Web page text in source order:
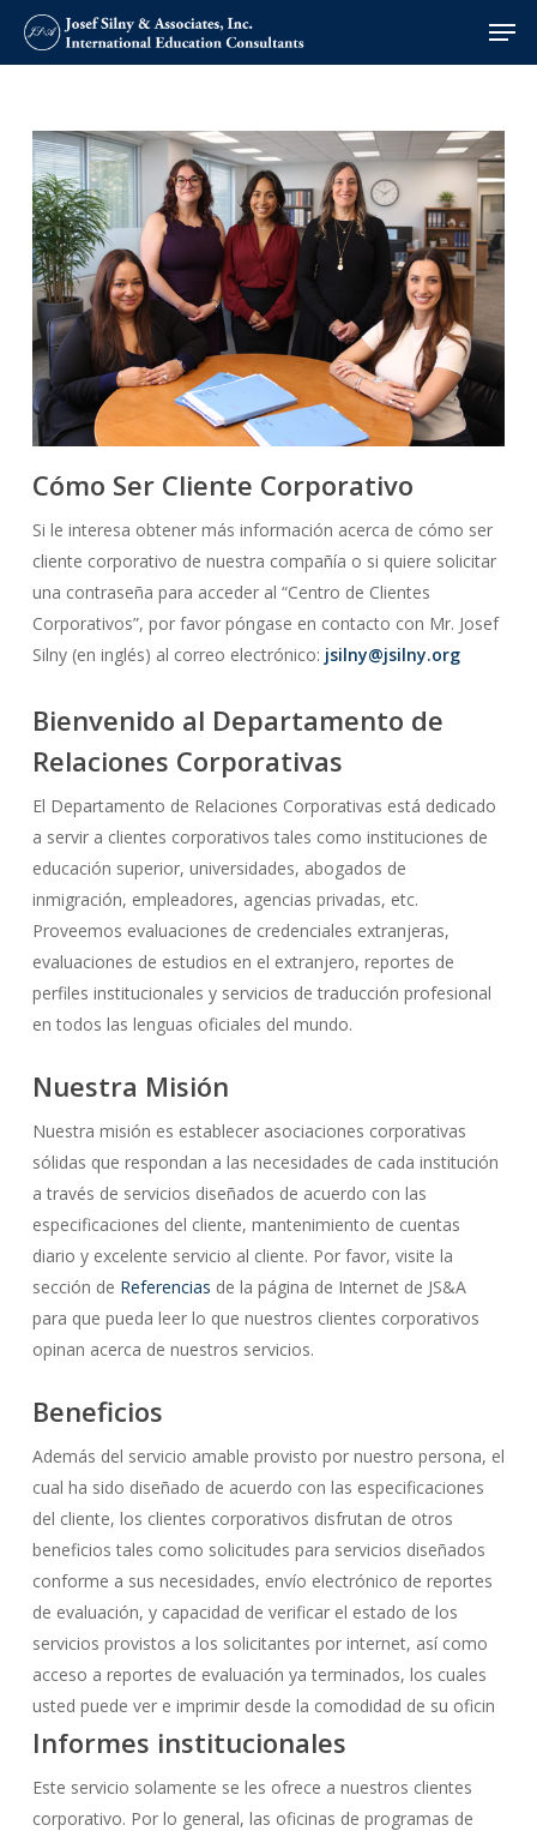
Skip
Cómo Ser Cliente Corporativo
Si le interesa obtener más información acerca de cómo ser
cliente corporativo de nuestra compañía o si quiere solicitar
una contraseña para acceder al “Centro de Clientes
Corporativos”, por favor póngase en contacto con Mr. Josef
Silny (en inglés) al correo electrónico: jsilny@jsilny.org
Bienvenido al Departamento de
Relaciones Corporativas
El Departamento de Relaciones Corporativas está dedicado
a servir a clientes corporativos tales como instituciones de
educación superior, universidades, abogados de
inmigración, empleadores, agencias privadas, etc.
Proveemos evaluaciones de credenciales extranjeras,
evaluaciones de estudios en el extranjero, reportes de
perfiles institucionales y servicios de traducción profesional
en todos las lenguas oficiales del mundo.
Nuestra Misión
Nuestra misión es establecer asociaciones corporativas
sólidas que respondan a las necesidades de cada institución
a través de servicios diseñados de acuerdo con las
especificaciones del cliente, mantenimiento de cuentas
diario y excelente servicio al cliente. Por favor, visite la
sección de Referencias de la página de Internet de JS&A
para que pueda leer lo que nuestros clientes corporativos
opinan acerca de nuestros servicios.
Beneficios
Además del servicio amable provisto por nuestro persona, el
cual ha sido diseñado de acuerdo con las especificaciones
del cliente, los clientes corporativos disfrutan de otros
beneficios tales como solicitudes para servicios diseñados
conforme a sus necesidades, envío electrónico de reportes
de evaluación, y capacidad de verificar el estado de los
servicios provistos a los solicitantes por internet, así como
acceso a reportes de evaluación ya terminados, los cuales
usted puede ver e imprimir desde la comodidad de su oficin
Informes institucionales
Este servicio solamente se les ofrece a nuestros clientes
corporativo. Por lo general, las oficinas de programas de